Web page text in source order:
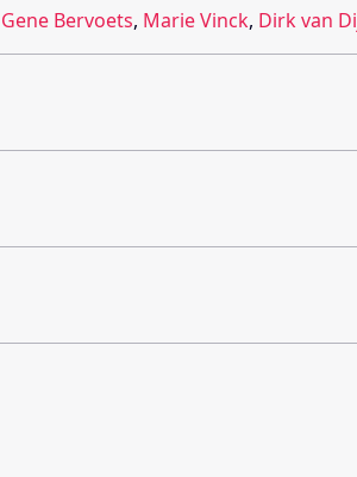
Gene Bervoets, Marie Vinck, Dirk van